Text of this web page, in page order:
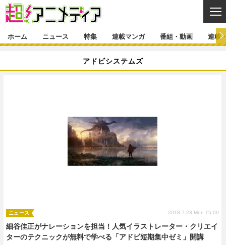
イベント
コスプレ
インタビュー
ラキりす
連載マンガ一覧
番組・動画一覧
連載・ブログ一覧
ホーム ニュース 特集 連載マンガ 番組・動画 連載
アドビシステムズ
細谷佳正がナレーションを担当！人気イラストレーター・クリエイ
ターのテクニックが無料で学べる「アドビ短期集中ゼミ」開講
ニュース 2018.7.23 Mon 15:00